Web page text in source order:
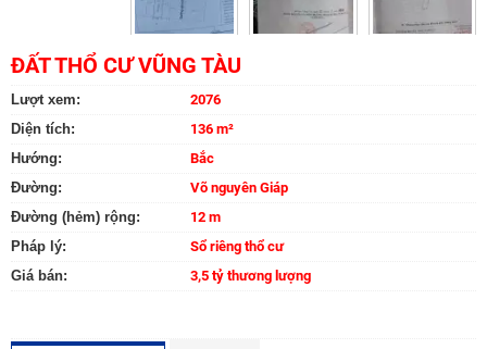
ĐẤT THỔ CƯ VŨNG TÀU
Lượt xem:
2076
Diện tích:
136 m²
Hướng:
Bắc
Đường:
Võ nguyên Giáp
Đường (hẻm) rộng:
12 m
Pháp lý:
Sổ riêng thổ cư
Giá bán:
3,5 tỷ thương lượng